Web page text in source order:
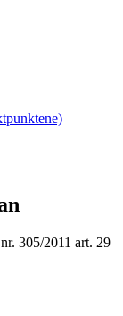
305/2011 art. 29